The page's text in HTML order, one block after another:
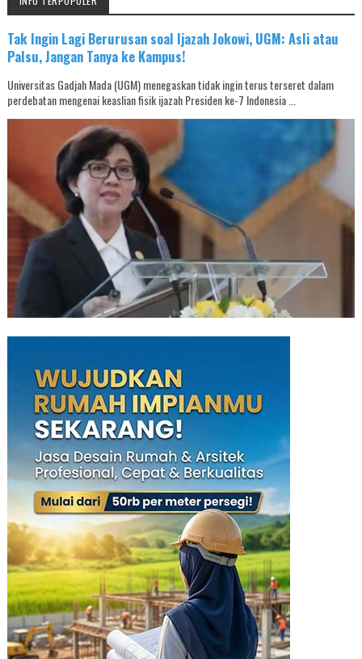
Tak Ingin Lagi Berurusan soal Ijazah Jokowi, UGM: Asli atau
Palsu, Jangan Tanya ke Kampus!
Universitas Gadjah Mada (UGM) menegaskan tidak ingin terus terseret dalam
perdebatan mengenai keaslian fisik ijazah Presiden ke-7 Indonesia ...